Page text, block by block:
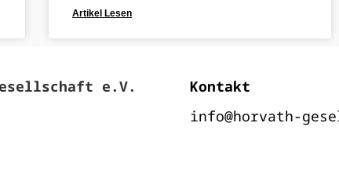
Artikel Lesen
e.V.
Kontakt
info@horvath-